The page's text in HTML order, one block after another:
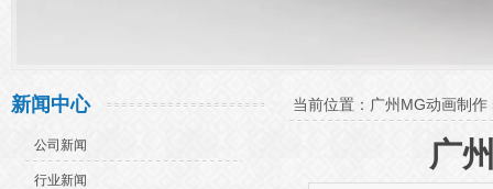
新闻中心
公司新闻
行业新闻
当前位置： 广州MG动画制作
广